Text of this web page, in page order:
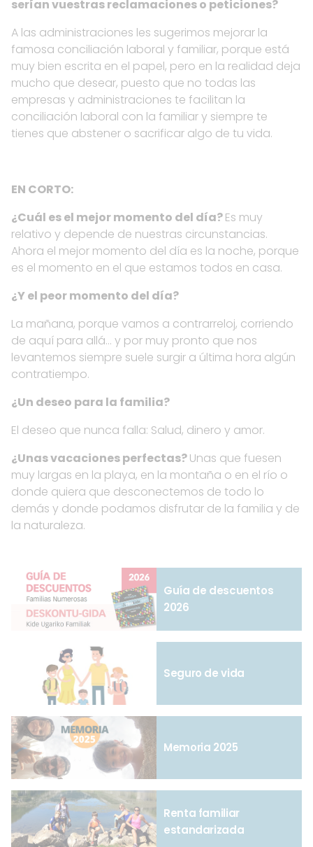
serían vuestras reclamaciones o peticiones?
A las administraciones les sugerimos mejorar la
famosa conciliación laboral y familiar, porque está
muy bien escrita en el papel, pero en la realidad deja
mucho que desear, puesto que no todas las
empresas y administraciones te facilitan la
conciliación laboral con la familiar y siempre te
tienes que abstener o sacrificar algo de tu vida.
EN CORTO:
¿Cuál es el mejor momento del día?Es muy
relativo y depende de nuestras circunstancias.
Ahora el mejor momento del día es la noche, porque
es el momento en el que estamos todos en casa.
¿Y el peor momento del día?
La mañana, porque vamos a contrarreloj, corriendo
de aquí para allá… y por muy pronto que nos
levantemos siempre suele surgir a última hora algún
contratiempo.
¿Un deseo para la familia?
El deseo que nunca falla: Salud, dinero y amor.
¿Unas vacaciones perfectas?Unas que fuesen
muy largas en la playa, en la montaña o en el río o
donde quiera que desconectemos de todo lo
demás y donde podamos disfrutar de la familia y de
la naturaleza.
Guía de descuentos
2026
Seguro de vida
Memoria 2025
Renta familiar
estandarizada